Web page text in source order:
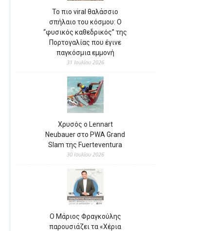
Το πιο viral θαλάσσιο
σπήλαιο του κόσμου: Ο
“φυσικός καθεδρικός” της
Πορτογαλίας που έγινε
παγκόσμια εμμονή
31 Ιουλίου 2026
Χρυσός ο Lennart
Neubauer στο PWA Grand
Slam της Fuerteventura
30 Ιουλίου 2026
Ο Μάριος Φραγκούλης
παρουσιάζει τα «Χέρια